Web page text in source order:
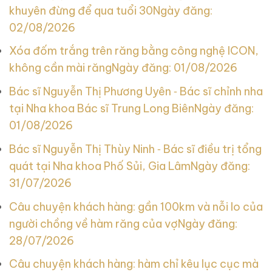
khuyên đừng để qua tuổi 30Ngày đăng:
02/08/2026
Xóa đốm trắng trên răng bằng công nghệ ICON,
không cần mài răngNgày đăng: 01/08/2026
Bác sĩ Nguyễn Thị Phương Uyên ‑ Bác sĩ chỉnh nha
tại Nha khoa Bác sĩ Trung Long BiênNgày đăng:
01/08/2026
Bác sĩ Nguyễn Thị Thùy Ninh ‑ Bác sĩ điều trị tổng
quát tại Nha khoa Phố Sủi, Gia LâmNgày đăng:
31/07/2026
Câu chuyện khách hàng: gần 100km và nỗi lo của
người chồng về hàm răng của vợNgày đăng:
28/07/2026
Câu chuyện khách hàng: hàm chỉ kêu lục cục mà